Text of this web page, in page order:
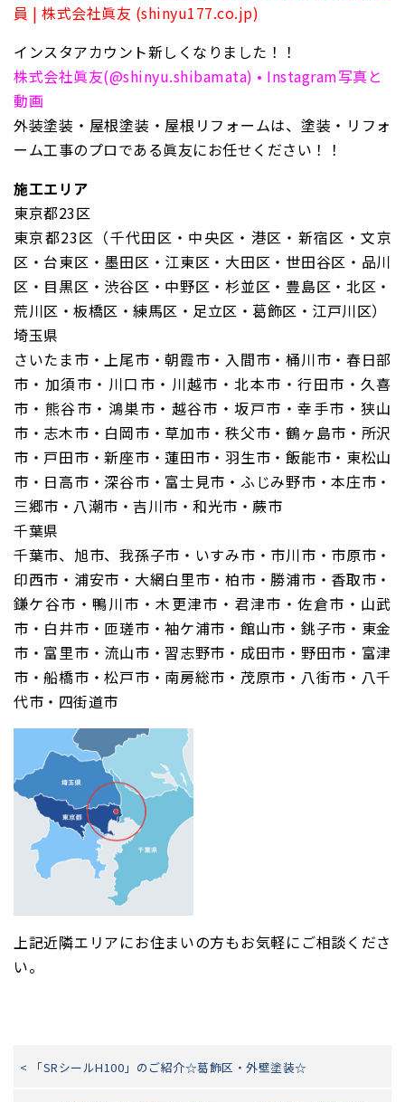
員 | 株式会社眞友 (shinyu177.co.jp)
インスタアカウント新しくなりました！！
株式会社眞友(@shinyu.shibamata) • Instagram写真と
動画
外装塗装・屋根塗装・屋根リフォームは、塗装・リフォ
ーム工事のプロである眞友にお任せください！！
施工エリア
東京都23区
東京都23区（千代田区・中央区・港区・新宿区・文京
区・台東区・墨田区・江東区・大田区・世田谷区・品川
区・目黒区・渋谷区・中野区・杉並区・豊島区・北区・
荒川区・板橋区・練馬区・足立区・葛飾区・江戸川区）
埼玉県
さいたま市・上尾市・朝霞市・入間市・桶川市・春日部
市・加須市・川口市・川越市・北本市・行田市・久喜
市・熊谷市・鴻巣市・越谷市・坂戸市・幸手市・狭山
市・志木市・白岡市・草加市・秩父市・鶴ヶ島市・所沢
市・戸田市・新座市・蓮田市・羽生市・飯能市・東松山
市・日高市・深谷市・富士見市・ふじみ野市・本庄市・
三郷市・八潮市・吉川市・和光市・蕨市
千葉県
千葉市、旭市、我孫子市・いすみ市・市川市・市原市・
印西市・浦安市・大網白里市・柏市・勝浦市・香取市・
鎌ケ谷市・鴨川市・木更津市・君津市・佐倉市・山武
市・白井市・匝瑳市・袖ケ浦市・館山市・銚子市・東金
市・富里市・流山市・習志野市・成田市・野田市・富津
市・船橋市・松戸市・南房総市・茂原市・八街市・八千
代市・四街道市
上記近隣エリアにお住まいの方もお気軽にご相談くださ
い。
< 「SRシールH100」のご紹介☆葛飾区・外壁塗装☆